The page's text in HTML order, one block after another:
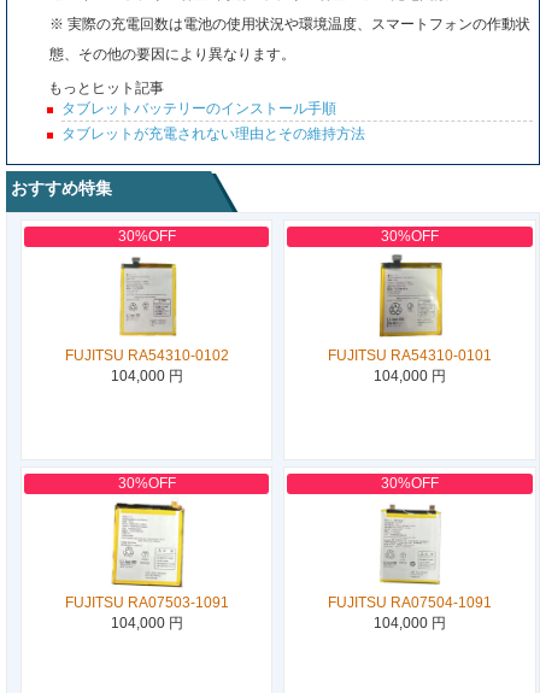
※ 実際の充電回数は電池の使用状況や環境温度、スマートフォンの作動状
態、その他の要因により異なります。
もっとヒット記事
タブレットバッテリーのインストール手順
タブレットが充電されない理由とその維持方法
おすすめ特集
30%OFF
FUJITSU RA54310-0102
104,000 円
30%OFF
FUJITSU RA54310-0101
104,000 円
30%OFF
FUJITSU RA07503-1091
104,000 円
30%OFF
FUJITSU RA07504-1091
104,000 円